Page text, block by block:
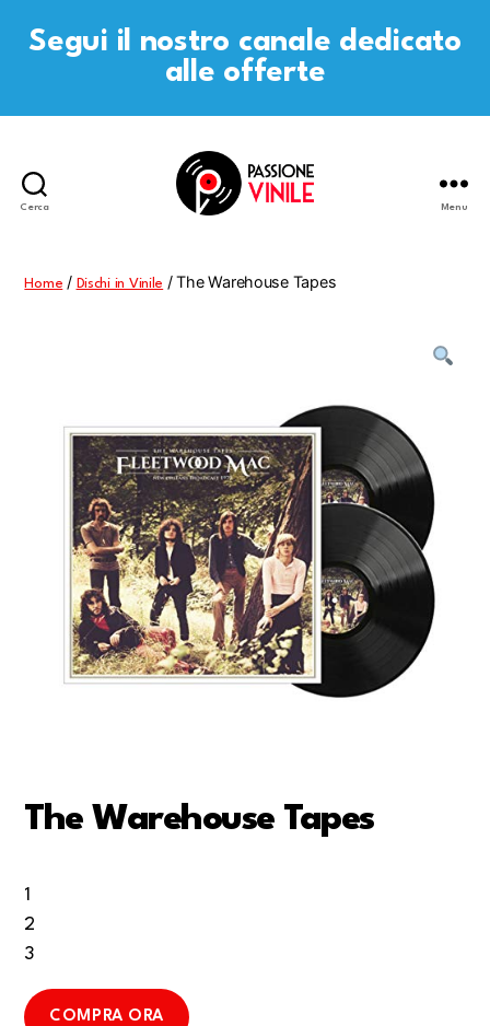
Segui il nostro canale dedicato
alle offerte
Cerca Menu
Home / Dischi in Vinile / The Warehouse Tapes
The Warehouse Tapes
1
2
3
COMPRA ORA